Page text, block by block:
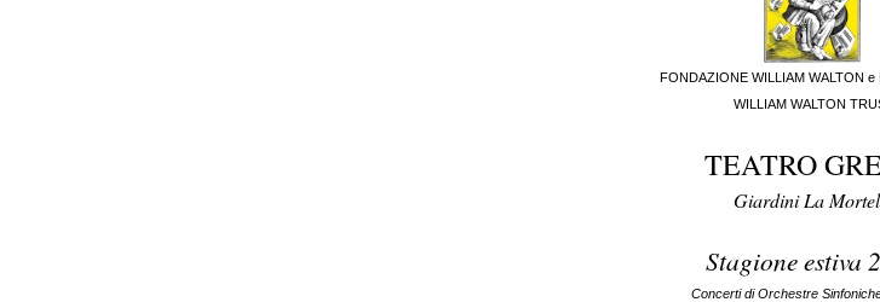
FONDAZIONE WILLIAM WALTON e
WILLIAM WALTON
TEATRO
Giardini La
Stagione estiva
Concerti di Orchestre